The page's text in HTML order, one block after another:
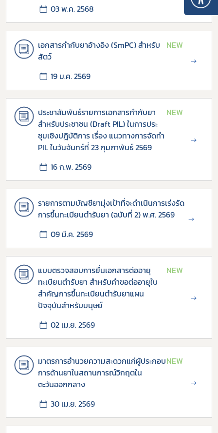
03 พ.ค. 2568
เอกสารกำกับยาอ้างอิง (SmPC) สำหรับ
สัตว์
19 ม.ค. 2569
NEW
→
ประชาสัมพันธ์รายการเอกสารกำกับยา
สำหรับประชาชน (Draft PIL) ในการประ
ชุมเชิงปฎิบัติการ เรื่อง แนวทางการจัดทำ
PIL ในวันจันทร์ที่ 23 กุมภาพันธ์ 2569
16 ก.พ. 2569
NEW
→
รายการตามบัญชียามุ่งเป้าที่จะดำเนินการเร่งรัด
การขึ้นทะเบียนตำรับยา (ฉบับที่ 2) พ.ศ. 2569
09 มี.ค. 2569
→
แบบตรวจสอบการยื่นเอกสารต่ออายุ
ทะเบียนตำรับยา สำหรับคำขอต่ออายุใบ
สำคัญการขึ้นทะเบียนตำรับยาแผน
ปัจจุบันสำหรับมนุษย์
02 เม.ย. 2569
NEW
→
มาตรการอำนวยความสะดวกแก่ผู้ประกอบ
การด้านยาในสถานการณ์วิกฤตใน
ตะวันออกกลาง
30 เม.ย. 2569
NEW
→
Subscribe
เลือกหัวข้อที่ท่านต้องการ Subscribe